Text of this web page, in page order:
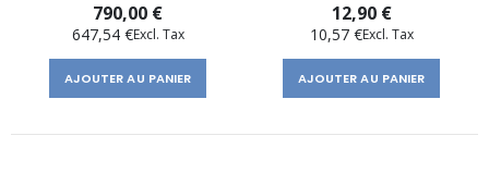
790,00 €
647,54 €
AJOUTER AU PANIER
12,90 €
10,57 €
AJOUTER AU PANIER